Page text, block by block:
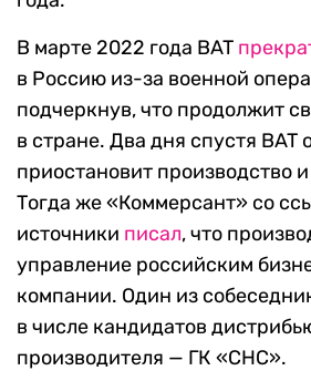
В марте 2022 года BAT
в Россию из-за военной
подчеркнув, что продолжит
в стране. Два дня спустя BAT
приостановит производство
Тогда же «Коммерсант» со
источники писал, что
управление российским
компании. Один из
в числе кандидатов
производителя — ГК «СНС».